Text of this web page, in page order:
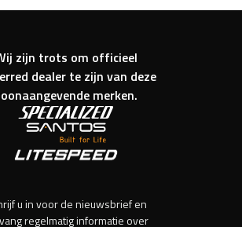
zijn trots om officieel
dealer te zijn van deze
merken.
u in voor de nieuwsbrief en
regelmatig informatie over